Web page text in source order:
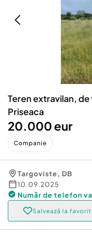
Servicii
Animale de
Afaceri și
Inchiriere Bunuri si
Piese auto si
Teren extravilan,
Priseaca
20.000 eur
Companie
Targoviste, DB
10.09.2025
Număr de telefon
Salvează la